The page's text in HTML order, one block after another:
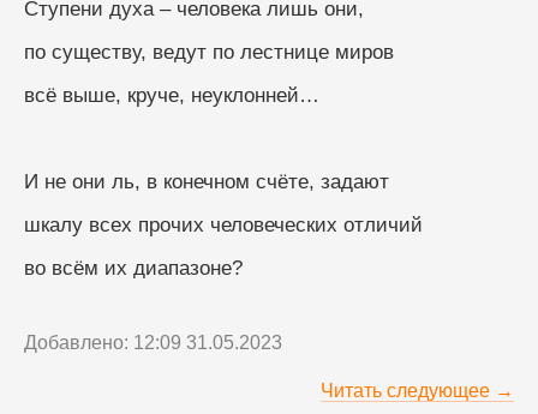
Ступени духа – человека лишь они,
по существу, ведут по лестнице миров
всё выше, круче, неуклонней…
И не они ль, в конечном счёте, задают
шкалу всех прочих человеческих отличий
во всём их диапазоне?
Добавлено: 12:09 31.05.2023
Читать следующее →